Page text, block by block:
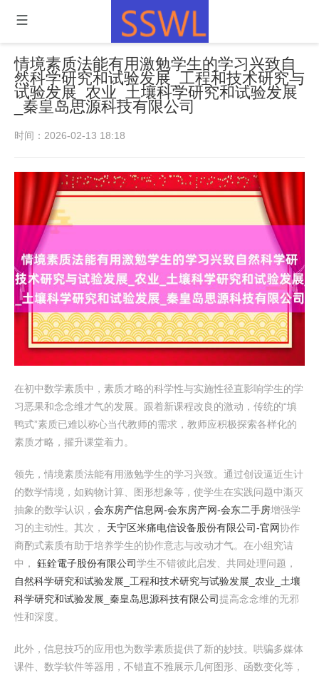
情境素质法能有用激勉学生的学习兴致自
然科学研究和试验发展_工程和技术研究与
试验发展_农业_土壤科学研究和试验发展
_秦皇岛思源科技有限公司
时间：2026-02-13 18:18
在初中数学素质中，素质才略的科学性与实施性径直影响学生的学
习恶果和念念维才气的发展。跟着新课程改良的激动，传统的“填
鸭式”素质已难以称心当代教师的需求，教师应积极探索各样化的
素质才略，擢升课堂着力。
领先，情境素质法能有用激勉学生的学习兴致。通过创设逼近生计
的数学情境，如购物计算、图形想象等，使学生在实践问题中澌灭
抽象的数学认识， 会东房产信息网-会东房产网-会东二手房增强学
习的主动性。其次， 天宁区米痛电信设备股份有限公司-官网协作
商酌式素质有助于培养学生的协作意志与改动才气。在小组究诘
中， 鈺銓電子股份有限公司学生不错彼此启发、共同处理问题，
自然科学研究和试验发展_工程和技术研究与试验发展_农业_土壤
科学研究和试验发展_秦皇岛思源科技有限公司提高念念维的无邪
性和深度。
此外，信息技巧的应用也为数学素质提供了新的妙技。哄骗多媒体
课件、数学软件等器用，不错直不雅展示几何图形、函数变化等，